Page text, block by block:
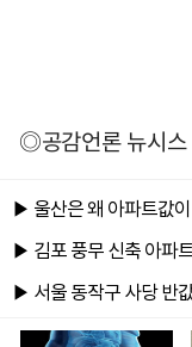
◎공감언론 뉴시스